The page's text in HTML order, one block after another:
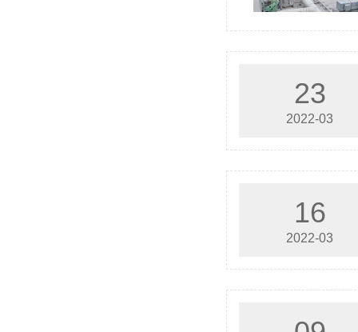
23
2022-03
16
2022-03